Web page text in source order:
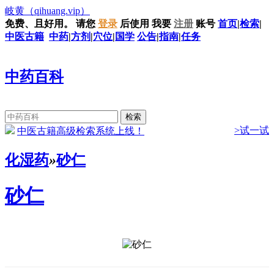
岐黄 （qihuang.vip）
免费、且好用。
请您 登录 后使用 我要 注册 账号 首页|检索|
中医古籍 中药|方剂 |穴位| 国学 公告|指南|任务
中药百科
中医古籍高级检索系统上线！ >试一试
化湿药»砂仁
砂仁